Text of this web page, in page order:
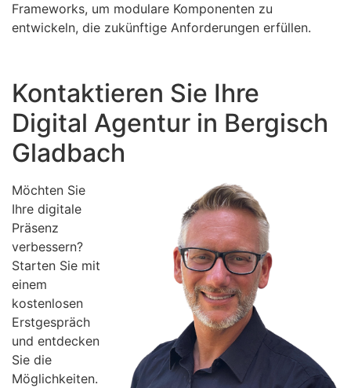
Frameworks, um modulare Komponenten zu
entwickeln, die zukünftige Anforderungen erfüllen.
Kontaktieren Sie Ihre
Digital Agentur in Bergisch
Gladbach
Möchten Sie
Ihre digitale
Präsenz
verbessern?
Starten Sie mit
einem
kostenlosen
Erstgespräch
und entdecken
Sie die
Möglichkeiten.